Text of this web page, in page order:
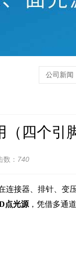
公司新闻
四个引
数： 740
接器、排针、变
点光源 ，凭借多通